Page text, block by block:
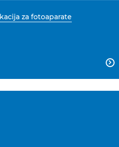
za fotoaparate
